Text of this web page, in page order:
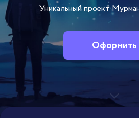
Уникальный проект
Оформить